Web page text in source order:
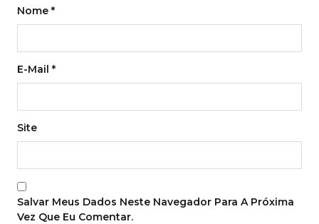
Nome *
E-Mail *
Site
Salvar Meus Dados Neste Navegador Para A Próxima
Vez Que Eu Comentar.